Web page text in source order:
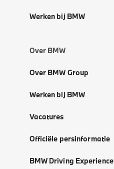
Werken bij BMW
Over BMW
Over BMW Group
Werken bij BMW
Vacatures
Officiële persinformatie
BMW Driving Experience